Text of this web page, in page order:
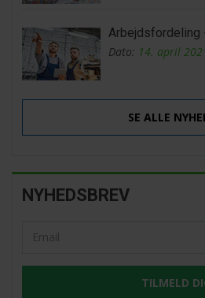
Arbejdsfordeling
Dato: 14. april
SE ALLE
NYHEDSBREV
TILMELD